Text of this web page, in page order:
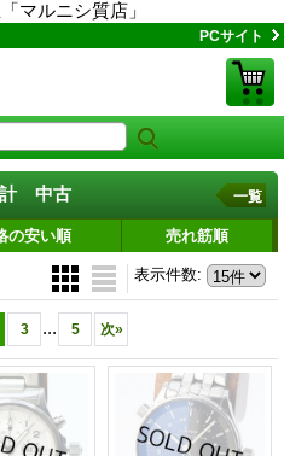
マルニシ質店」
PCサイト
計 中古 一覧
の安い順 売れ筋順
表示件数:
3 ... 5 次»